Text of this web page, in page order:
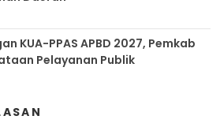
KUA-PPAS APBD 2027, Pemkab
Pelayanan Publik